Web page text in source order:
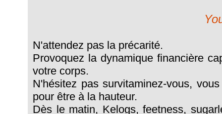
N'attendez pas la précarité.
Provoquez la dynamique financière
votre corps.
N'hésitez pas survitaminez-vous,
pour être à la hauteur.
Dès le matin, Kelogs, feetness,